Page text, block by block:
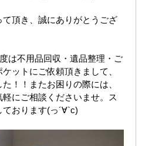
頂き、誠にありがとうござ
は不用品回収・遺品整理・ご
ットにご依頼頂きまして、
！！またお困りの際には、
にご相談くださいませ。ス
おります(っ´∀`c)